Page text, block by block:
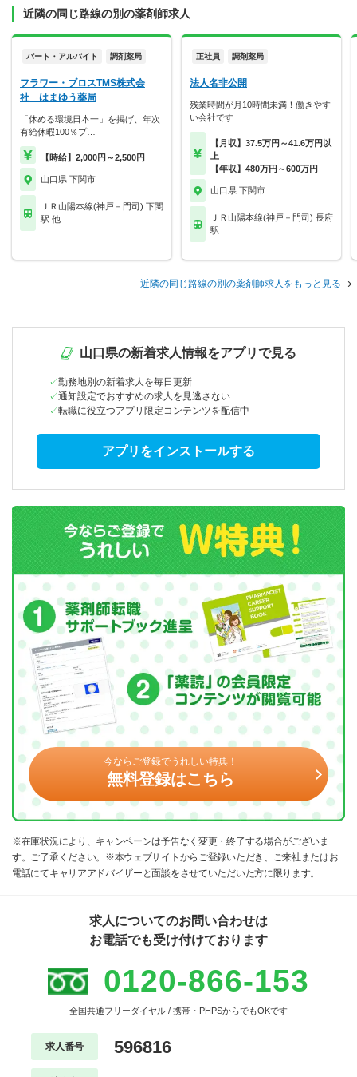
近隣の同じ路線の別の薬剤師求人
パート・アルバイト 調剤薬局
フラワー・ブロスTMS株式会
社 はまゆう薬局
「休める環境日本一」を掲げ、年次
有給休暇100％プ…
【時給】2,000円～2,500円
山口県 下関市
ＪＲ山陽本線(神戸－門司) 下関
駅 他
正社員 調剤薬局
法人名非公開
残業時間が月10時間未満！働きやす
い会社です
【月収】37.5万円～41.6万円以
上
【年収】480万円～600万円
山口県 下関市
ＪＲ山陽本線(神戸－門司) 長府
駅
近隣の同じ路線の別の薬剤師求人をもっと見る
山口県の新着求人情報をアプリで見る
勤務地別の新着求人を毎日更新
通知設定でおすすめの求人を見逃さない
転職に役立つアプリ限定コンテンツを配信中
アプリをインストールする
今ならご登録でうれしい特典！
無料登録はこちら
※在庫状況により、キャンペーンは予告なく変更・終了する場合がございま
す。ご了承ください。※本ウェブサイトからご登録いただき、ご来社またはお
電話にてキャリアアドバイザーと面談をさせていただいた方に限ります。
求人についてのお問い合わせは
お電話でも受け付けております
0120-866-153
全国共通フリーダイヤル / 携帯・PHPSからでもOKです
求人番号 596816